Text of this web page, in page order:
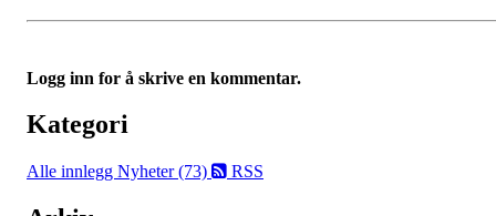
Logg inn for å skrive en kommentar.
Kategori
Alle innlegg Nyheter (73) RSS